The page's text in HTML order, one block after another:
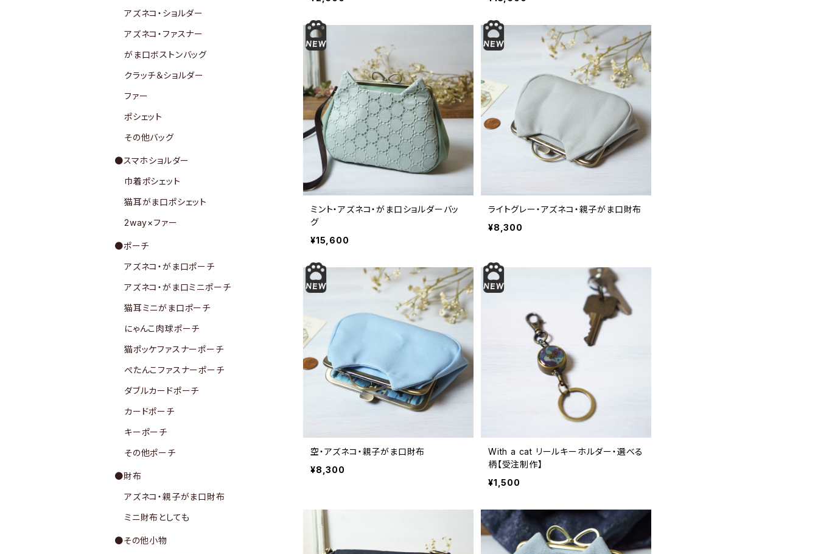
ミント・アズネコ・がま口ショルダーバッ
グ
¥15,600
ライトグレー・アズネコ・親子がま口財布
¥8,300
空・アズネコ・親子がま口財布
¥8,300
With a cat リールキーホルダー・選べる
柄【受注制作】
¥1,500
アズネコ・ショルダー
アズネコ・ファスナー
がま口ボストンバッグ
クラッチ＆ショルダー
ファー
ポシェット
その他バッグ
●スマホショルダー
巾着ポシェット
猫耳がま口ポシェット
2way×ファー
●ポーチ
アズネコ・がま口ポーチ
アズネコ・がま口ミニポーチ
猫耳ミニがま口ポーチ
にゃんこ肉球ポーチ
猫ポッケファスナーポーチ
ぺたんこファスナーポーチ
ダブルカードポーチ
カードポーチ
キーポーチ
その他ポーチ
●財布
アズネコ・親子がま口財布
ミニ財布としても
●その他小物